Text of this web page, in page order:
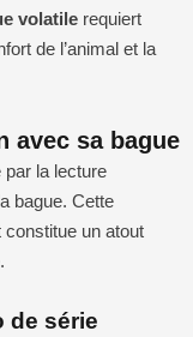
volatile requiert
de l’animal et la
avec sa bague
la lecture
bague. Cette
un atout
de série